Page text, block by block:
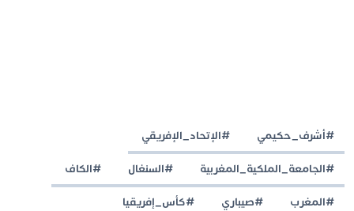
#أشرف_حكيمي #الإتحاد_الإفريقي
#الجامعة_الملكية_المغربية #السنغال #الكاف
#المغرب #صيباري #كأس_إفريقيا